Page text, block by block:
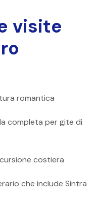
visite
romantica
completa per gite di
costiera
che include Sintra